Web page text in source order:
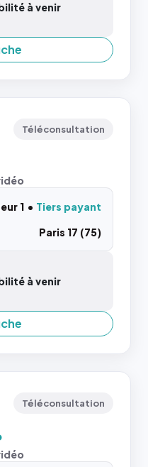
à venir
Téléconsultation
1
Tiers payant
Paris 17 (75)
à venir
Téléconsultation